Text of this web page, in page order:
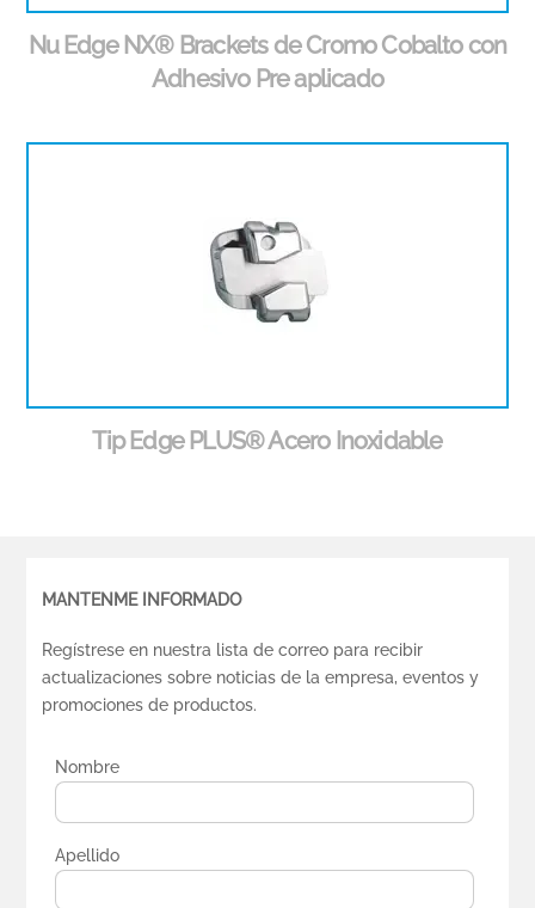
Nu Edge NX® Brackets de Cromo Cobalto con
Adhesivo Pre aplicado
Tip Edge PLUS® Acero Inoxidable
MANTENME INFORMADO
Regístrese en nuestra lista de correo para recibir
actualizaciones sobre noticias de la empresa, eventos y
promociones de productos.
Nombre
Apellido